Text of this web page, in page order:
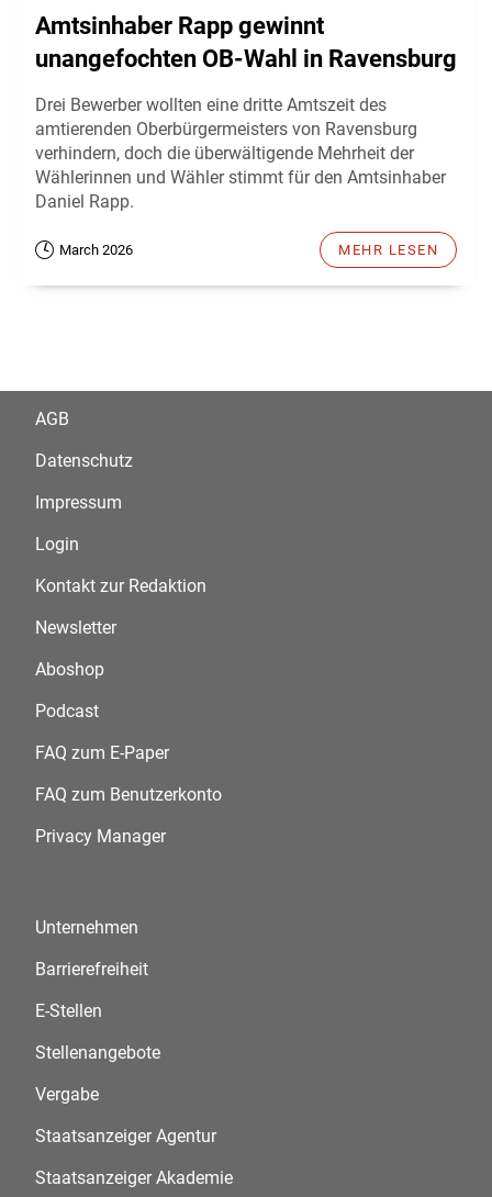
Amtsinhaber Rapp gewinnt
unangefochten OB-Wahl in Ravensburg
Drei Bewerber wollten eine dritte Amtszeit des
amtierenden Oberbürgermeisters von Ravensburg
verhindern, doch die überwältigende Mehrheit der
Wählerinnen und Wähler stimmt für den Amtsinhaber
Daniel Rapp.
March 2026 MEHR LESEN
AGB
Datenschutz
Impressum
Login
Kontakt zur Redaktion
Newsletter
Aboshop
Podcast
FAQ zum E-Paper
FAQ zum Benutzerkonto
Privacy Manager
Unternehmen
Barrierefreiheit
E-Stellen
Stellenangebote
Vergabe
Staatsanzeiger Agentur
Staatsanzeiger Akademie